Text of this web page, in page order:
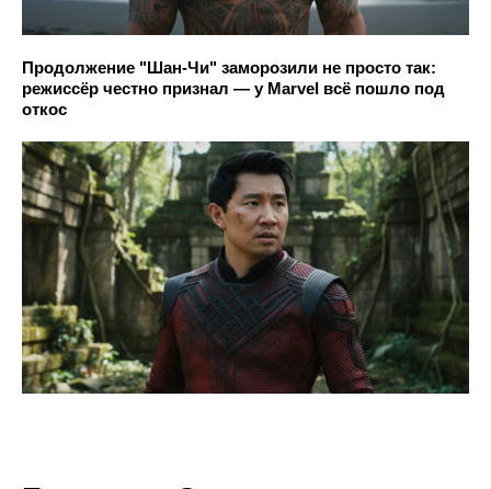
Продолжение "Шан-Чи" заморозили не просто так:
режиссёр честно признал — у Marvel всё пошло под
откос